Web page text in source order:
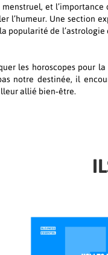
et
l’humeur. Une section
de l’astrologie
les horoscopes pour
notre destinée, il
allié bien‑être.
NOUVEAUTÉ